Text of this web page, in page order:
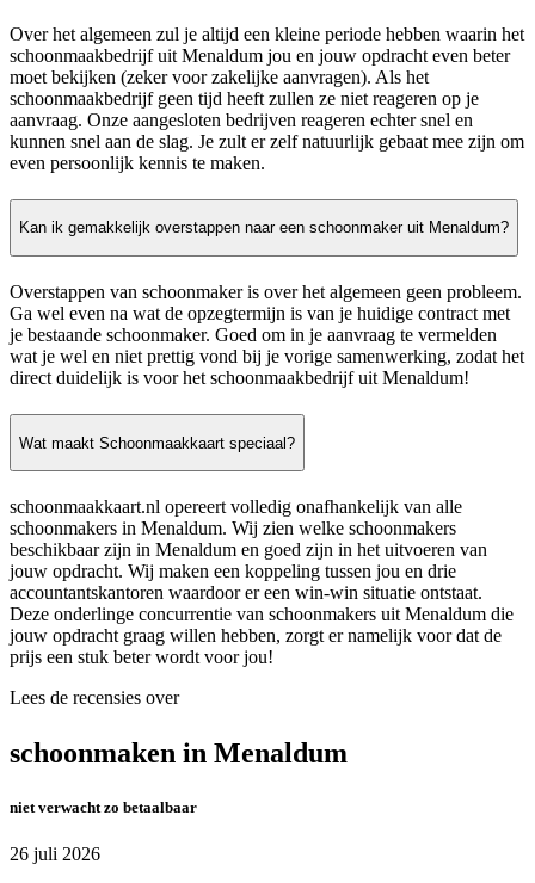
Over het algemeen zul je altijd een kleine periode hebben waarin het
schoonmaakbedrijf uit Menaldum jou en jouw opdracht even beter
moet bekijken (zeker voor zakelijke aanvragen). Als het
schoonmaakbedrijf geen tijd heeft zullen ze niet reageren op je
aanvraag. Onze aangesloten bedrijven reageren echter snel en
kunnen snel aan de slag. Je zult er zelf natuurlijk gebaat mee zijn om
even persoonlijk kennis te maken.
Kan ik gemakkelijk overstappen naar een schoonmaker uit Menaldum?
Overstappen van schoonmaker is over het algemeen geen probleem.
Ga wel even na wat de opzegtermijn is van je huidige contract met
je bestaande schoonmaker. Goed om in je aanvraag te vermelden
wat je wel en niet prettig vond bij je vorige samenwerking, zodat het
direct duidelijk is voor het schoonmaakbedrijf uit Menaldum!
Wat maakt Schoonmaakkaart speciaal?
schoonmaakkaart.nl opereert volledig onafhankelijk van alle
schoonmakers in Menaldum. Wij zien welke schoonmakers
beschikbaar zijn in Menaldum en goed zijn in het uitvoeren van
jouw opdracht. Wij maken een koppeling tussen jou en drie
accountantskantoren waardoor er een win-win situatie ontstaat.
Deze onderlinge concurrentie van schoonmakers uit Menaldum die
jouw opdracht graag willen hebben, zorgt er namelijk voor dat de
prijs een stuk beter wordt voor jou!
Lees de recensies over
schoonmaken in Menaldum
niet verwacht zo betaalbaar
26 juli 2026